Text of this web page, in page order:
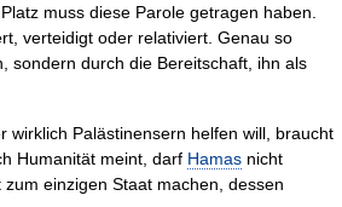
muss diese Parole getragen haben.
verteidigt oder relativiert. Genau so
sondern durch die Bereitschaft, ihn als
wirklich Palästinensern helfen will, braucht
Humanität meint, darf Hamas nicht
einzigen Staat machen, dessen